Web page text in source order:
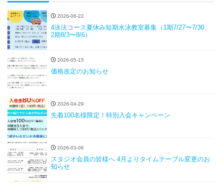
2026-06-22
4泳法コース夏休み短期水泳教室募集（1期7/27〜7/30、
2期8/3〜8/6）
2026-05-15
価格改定のお知らせ
2026-04-29
先着100名様限定！特別入会キャンペーン
2026-03-06
スタジオ会員の皆様へ 4月よりタイムテーブル変更のお
知らせ